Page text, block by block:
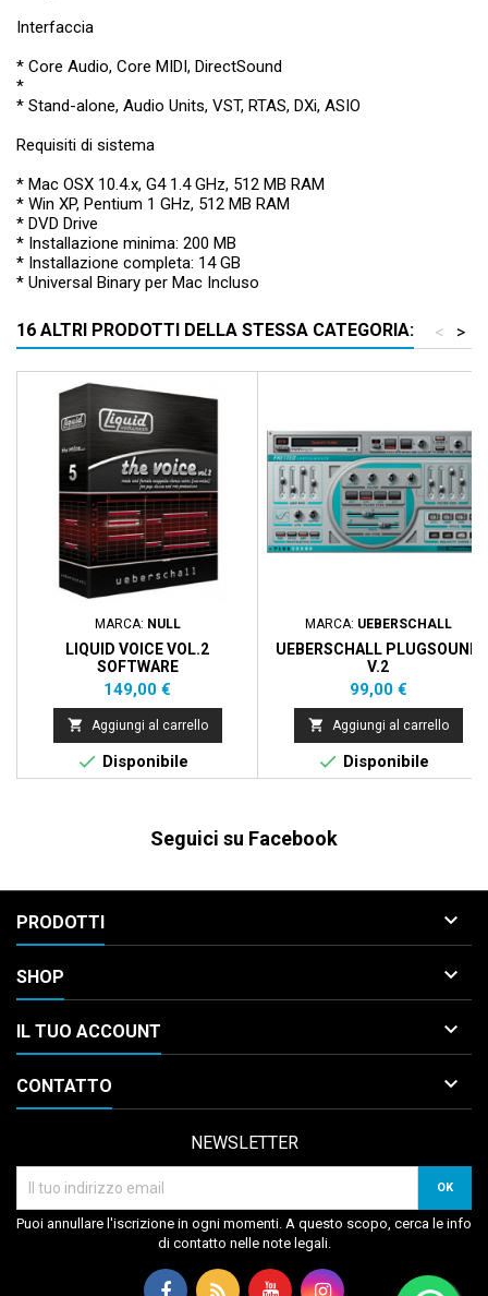
Interfaccia
* Core Audio, Core MIDI, DirectSound
*
* Stand-alone, Audio Units, VST, RTAS, DXi, ASIO
Requisiti di sistema
* Mac OSX 10.4.x, G4 1.4 GHz, 512 MB RAM
* Win XP, Pentium 1 GHz, 512 MB RAM
* DVD Drive
* Installazione minima: 200 MB
* Installazione completa: 14 GB
* Universal Binary per Mac Incluso
16 ALTRI PRODOTTI DELLA STESSA CATEGORIA: >
<
MARCA: NULL
LIQUID VOICE VOL.2
SOFTWARE
Prezzo
149,00 €
 Aggiungi al carrello
 Disponibile
MARCA: UEBERSCHALL
UEBERSCHALL PLUGSOUND
V.2
Prezzo
99,00 €
 Aggiungi al carrello
 Disponibile
Seguici su Facebook
PRODOTTI 
SHOP 
IL TUO ACCOUNT 
CONTATTO 
NEWSLETTER
Puoi annullare l'iscrizione in ogni momenti. A questo scopo, cerca le info
di contatto nelle note legali.